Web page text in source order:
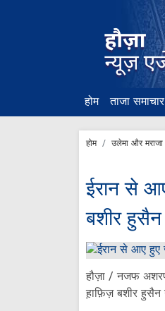
होम ताजा समाचार
होम उलेमा और
ईरान से
बशीर
हौज़ा / नजफ
ह़ाफ़िज़ बशीर हुसैन